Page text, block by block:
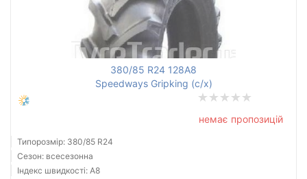
380/85 R24 128A8
Speedways Gripking (с/х)
немає пропозицій
Типорозмір: 380/85 R24
Сезон: всесезонна
Індекс швидкості: A8